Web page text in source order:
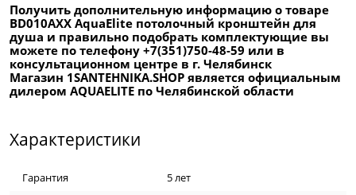
Получить дополнительную информацию о товаре
BD010AXX AquaElite потолочный кронштейн для
душа и правильно подобрать комплектующие вы
можете по телефону +7(351)750-48-59 или в
консультационном центре в г. Челябинск
Магазин 1SANTEHNIKA.SHOP является официальным
дилером AQUAELITE по Челябинской области
Характеристики
Гарантия
5 лет